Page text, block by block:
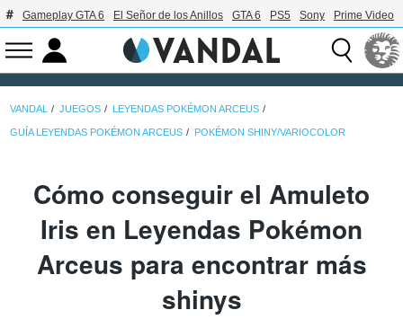
Gameplay GTA 6 El Señor de los Anillos GTA 6 PS5 Sony Prime Video
VANDAL JUEGOS LEYENDAS POKÉMON ARCEUS
GUÍA LEYENDAS POKÉMON ARCEUS POKÉMON SHINY/VARIOCOLOR
Cómo conseguir el Amuleto
Iris en Leyendas Pokémon
Arceus para encontrar más
shinys